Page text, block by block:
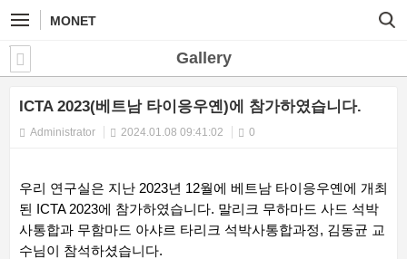
MONET
Gallery
ICTA 2023(베트남 타이응우옌)에 참가하였습니다.
Administrator 2024.01.08 09:41:02 0
우리 연구실은 지난 2023년 12월에 베트남 타이응우옌에 개최
된 ICTA 2023에 참가하였습니다. 말리크 무하마드 사드 석박
사통합과 무함마드 아샤르 타리크 석박사통합과정, 김동균 교
수님이 참석하셨습니다.